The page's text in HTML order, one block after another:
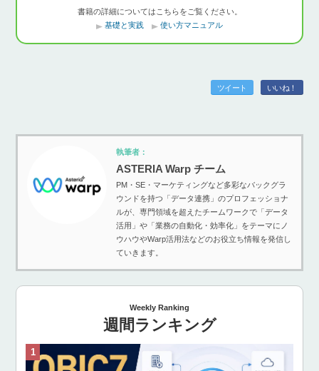
書籍の詳細についてはこちらをご覧ください。
基礎と実践
使い方マニュアル
ツイート いいね！
執筆者：
ASTERIA Warp チーム
PM・SE・マーケティングなど多彩なバックグラ
ウンドを持つ「データ連携」のプロフェッショナ
ルが、専門領域を超えたチームワークで「データ
活用」や「業務の自動化・効率化」をテーマにノ
ウハウやWarp活用法などのお役立ち情報を発信し
ていきます。
Weekly Ranking
週間ランキング